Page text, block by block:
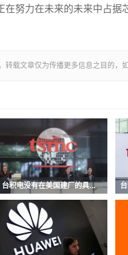
努力在未来的未来中占据
转载文章仅为传播更多信息之目的，
台积电没有在美国建厂的具体计划